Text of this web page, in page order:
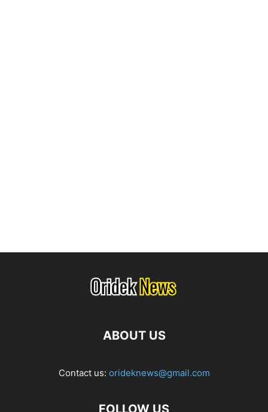
ABOUT US
Contact us: orideknews@gmail.com
FOLLOW US